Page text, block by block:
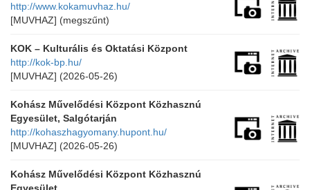
http://www.kokamuvhaz.hu/
[MUVHAZ] (megszűnt)
KOK – Kulturális és Oktatási Központ
http://kok-bp.hu/
[MUVHAZ] (2026-05-26)
Kohász Művelődési Központ Közhasznú
Egyesület, Salgótarján
http://kohaszhagyomany.hupont.hu/
[MUVHAZ] (2026-05-26)
Kohász Művelődési Központ Közhasznú